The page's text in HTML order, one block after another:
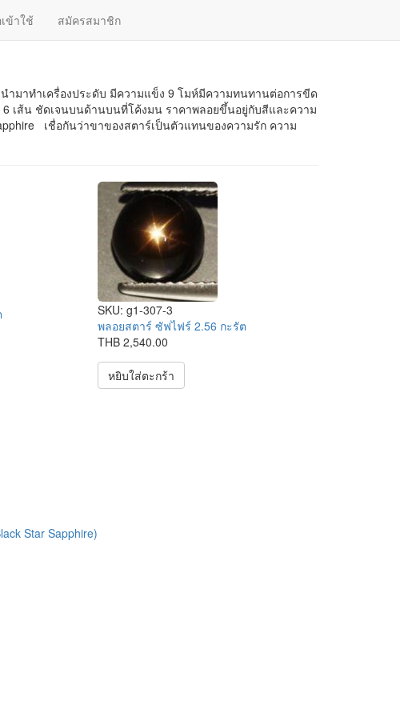
ข้าใช้ สมัครสมาชิก
มาทำเครื่องประดับ มีความแข็ง 9 โมห์มีความทนทานต่อการขีด
เส้น ชัดเจนบนด้านบนที่โค้งมน ราคาพลอยขึ้นอยู่กับสีและความ
เชื่อกันว่าขาของสตาร์เป็นตัวแทนของความรัก ความ
SKU: g1-307-3
พลอยสตาร์ ซัฟไฟร์ 2.56 กะรัต
THB 2,540.00
หยิบใส่ตะกร้า
Star Sapphire)